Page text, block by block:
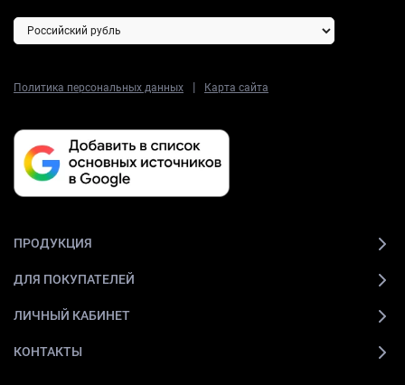
Политика персональных данных | Карта сайта
ПРОДУКЦИЯ
ДЛЯ ПОКУПАТЕЛЕЙ
ЛИЧНЫЙ КАБИНЕТ
КОНТАКТЫ